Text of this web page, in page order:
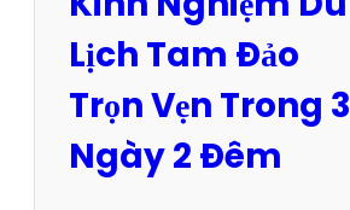
n
Đ
ặ
c
S
ắ
Lịch Tam Đảo
Trọn Vẹn Trong 3
Ngày 2 Đêm